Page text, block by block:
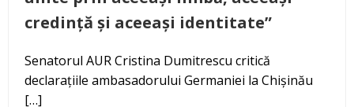
credință și aceeași identitate”
Senatorul AUR Cristina Dumitrescu critică
declarațiile ambasadorului Germaniei la Chișinău
[…]